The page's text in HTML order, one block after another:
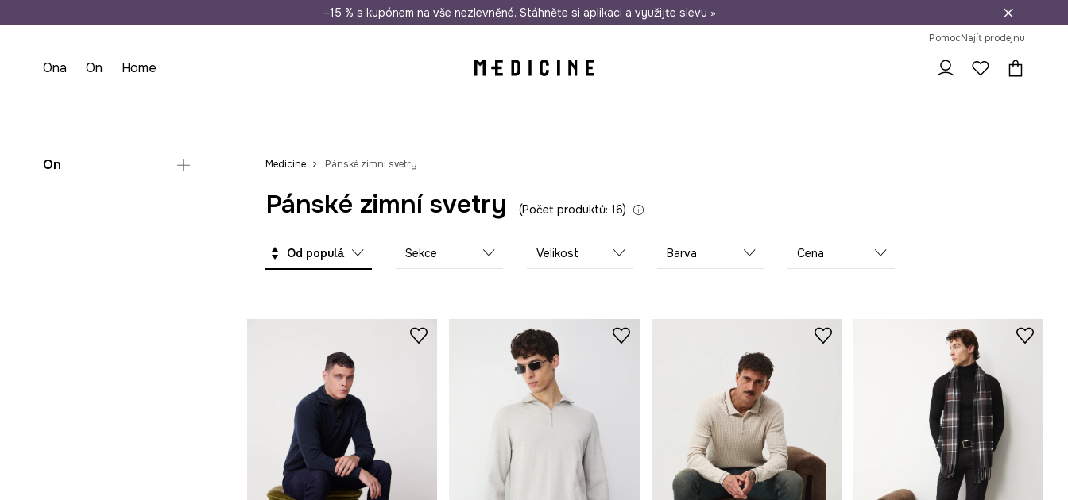
Doprava zdarma při nákupu nad 1 200 Kč Odeslání i do 24 hodin 30 dní na vrácení zboží
–15 % s kupónem na vše nezlevněné. Stáhněte si aplikaci a využijte slevu »
PomocNajít prodejnu
Ona On Home
On Medicine Pánské zimní svetry
Pánské zimní svetry Počet produktů: 16
Od populárních Sekce Velikost Barva Cena